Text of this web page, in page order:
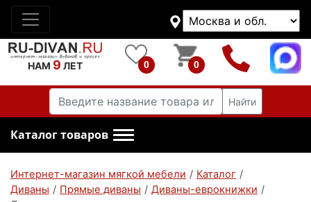
НАМ 9 ЛЕТ 0 0
Найти
Каталог товаров
Интернет-магазин мягкой мебели / Каталог /
Диваны / Прямые диваны / Диваны-еврокнижки /